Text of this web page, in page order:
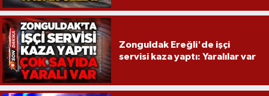
Zonguldak Ereğli'de işçi
servisi kaza yaptı: Yaralılar var